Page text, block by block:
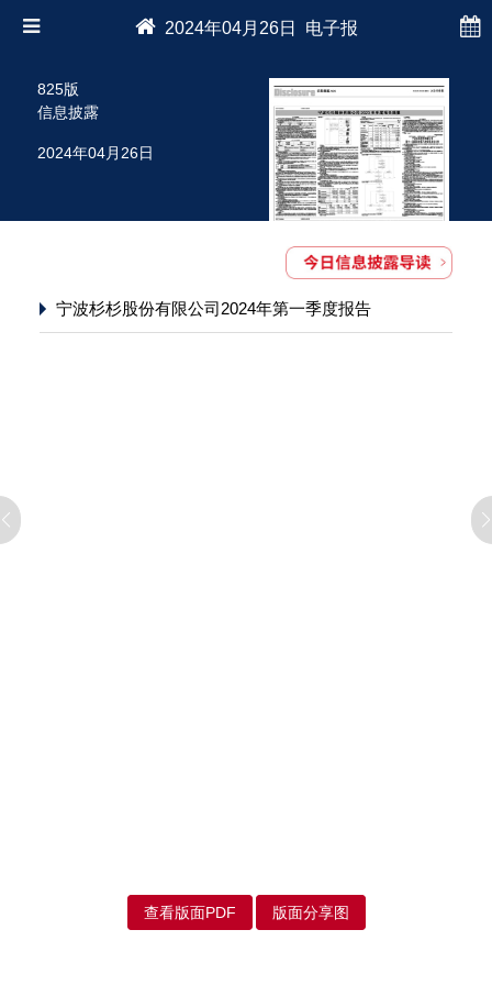
2024年04月26日 电子报
825版
信息披露
2024年04月26日
宁波杉杉股份有限公司2024年第一季度报告
查看版面PDF 版面分享图